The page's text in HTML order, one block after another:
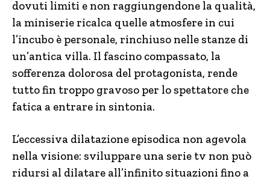
dovuti limiti e non raggiungendone la qualità,
la miniserie ricalca quelle atmosfere in cui
l’incubo è personale, rinchiuso nelle stanze di
un’antica villa. Il fascino compassato, la
sofferenza dolorosa del protagonista, rende
tutto fin troppo gravoso per lo spettatore che
fatica a entrare in sintonia.
L’eccessiva dilatazione episodica non agevola
nella visione: sviluppare una serie tv non può
ridursi al dilatare all’infinito situazioni fino a